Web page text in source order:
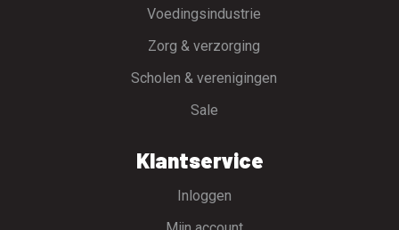
Voedingsindustrie
Zorg & verzorging
Scholen & verenigingen
Sale
Klantservice
Inloggen